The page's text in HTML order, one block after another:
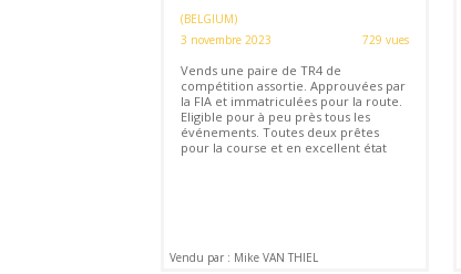
(BELGIUM)
3 novembre 2023
729 vues
Vends une paire de TR4 de
compétition assortie. Approuvées par
la FIA et immatriculées pour la route.
Eligible pour à peu près tous les
événements. Toutes deux prêtes
pour la course et en excellent état
Vendu par : Mike VAN THIEL